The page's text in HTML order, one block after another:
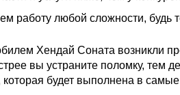
работу любой сложности, будь
Хендай Соната возникли
вы устраните поломку, тем
которая будет выполнена в